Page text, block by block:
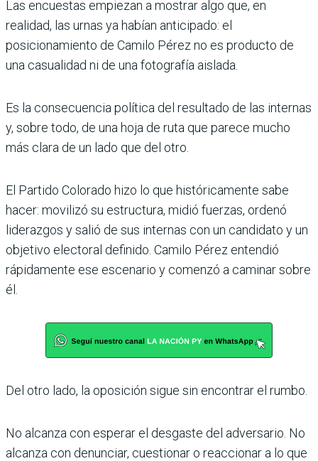
Las encuestas empiezan a mostrar algo que, en
realidad, las urnas ya habían anticipado: el
posicionamiento de Camilo Pérez no es producto de
una casualidad ni de una fotografía aislada.
Es la consecuencia política del resultado de las internas
y, sobre todo, de una hoja de ruta que parece mucho
más clara de un lado que del otro.
El Partido Colorado hizo lo que históricamente sabe
hacer: movilizó su estructura, midió fuerzas, ordenó
liderazgos y salió de sus internas con un candidato y un
objetivo electoral definido. Camilo Pérez entendió
rápidamente ese escenario y comenzó a caminar sobre
él.
Del otro lado, la oposición sigue sin encontrar el rumbo.
No alcanza con esperar el desgaste del adversario. No
alcanza con denunciar, cuestionar o reaccionar a lo que